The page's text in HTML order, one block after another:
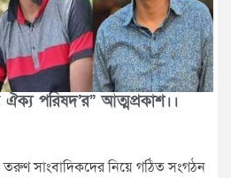
পরিষদ’র” আত্মপ্রকাশ।।
তরুণ সাংবাদিকদের নিয়ে গঠিত সংগঠন